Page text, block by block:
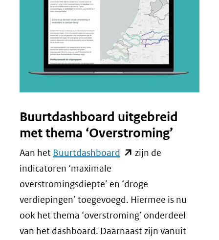
(verwijst
een
andere
website)
Buurtdashboard uitgebreid
met thema ‘Overstroming’
Aan het Buurtdashboard (opent
nieuw
venster)
(verwijst
naar
zijn de
indicatoren ‘maximale
overstromingsdiepte’ en ‘droge
verdiepingen’ toegevoegd. Hiermee is nu
ook het thema ‘overstroming’ onderdeel
van het dashboard. Daarnaast zijn vanuit